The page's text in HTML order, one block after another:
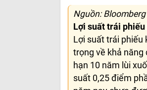
Nguồn: Bloomberg
Lợi suất trái
Lợi suất trái phiếu
trọng về khả năng
hạn 10 năm lùi
suất 0,25 điểm